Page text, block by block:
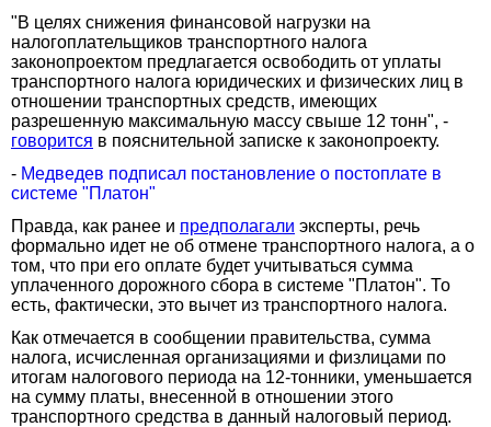
"В целях снижения финансовой нагрузки на
налогоплательщиков транспортного налога
законопроектом предлагается освободить от уплаты
транспортного налога юридических и физических лиц в
отношении транспортных средств, имеющих
разрешенную максимальную массу свыше 12 тонн", -
говорится в пояснительной записке к законопроекту.
- Медведев подписал постановление о постоплате в
системе "Платон"
Правда, как ранее и предполагали эксперты, речь
формально идет не об отмене транспортного налога, а о
том, что при его оплате будет учитываться сумма
уплаченного дорожного сбора в системе "Платон". То
есть, фактически, это вычет из транспортного налога.
Как отмечается в сообщении правительства, сумма
налога, исчисленная организациями и физлицами по
итогам налогового периода на 12-тонники, уменьшается
на сумму платы, внесенной в отношении этого
транспортного средства в данный налоговый период.